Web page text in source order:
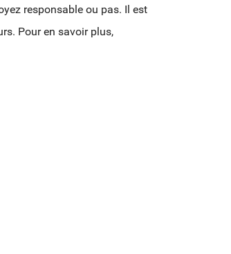
responsable ou pas. Il est
Pour en savoir plus,